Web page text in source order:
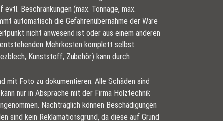
Beschränkungen (max. Tonnage, max.
automatisch die Gefahrenübernahme der Ware
nicht anwesend ist oder aus einem anderen
Mehrkosten komplett selbst
Kunststoff, Zubehör) kann durch
mit Foto zu dokumentieren. Alle Schäden sind
nur in Absprache mit der Firma Holztechnik
Nachträglich können Beschädigungen
sind kein Reklamationsgrund, da diese auf Grund